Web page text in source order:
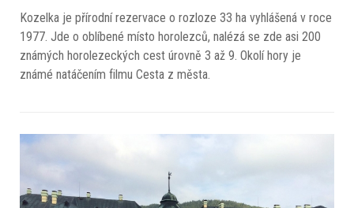
Kozelka je přírodní rezervace o rozloze 33 ha vyhlášená v roce
1977. Jde o oblíbené místo horolezců, nalézá se zde asi 200
známých horolezeckých cest úrovně 3 až 9. Okolí hory je
známé natáčením filmu Cesta z města.